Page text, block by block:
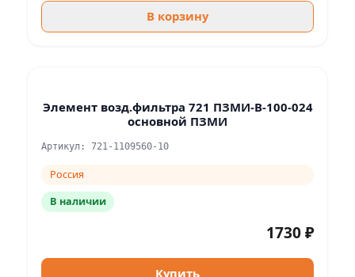
В корзину
Элемент возд.фильтра 721 ПЗМИ-В-100-024
основной ПЗМИ
Артикул: 721-1109560-10
Россия
В наличии
1730 ₽
Купить